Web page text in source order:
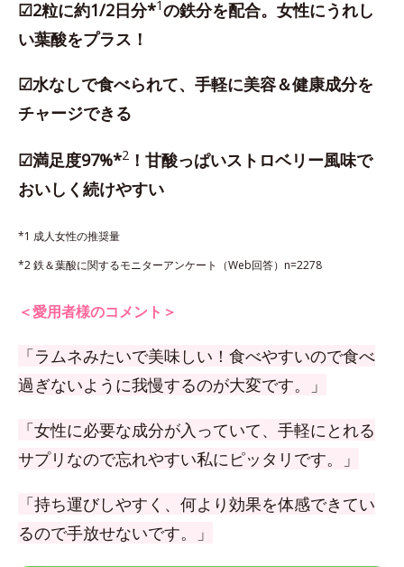
☑2粒に約1/2日分*1の鉄分を配合。女性にうれし
い葉酸をプラス！
☑水なしで食べられて、手軽に美容＆健康成分を
チャージできる
☑満足度97%*2 ！甘酸っぱいストロベリー風味で
おいしく続けやすい
*1 成人女性の推奨量
*2 鉄＆葉酸に関するモニターアンケート（Web回答）n=2278
＜愛用者様のコメント＞
「ラムネみたいで美味しい！食べやすいので食べ
過ぎないように我慢するのが大変です。」
「女性に必要な成分が入っていて、手軽にとれる
サプリなので忘れやすい私にピッタリです。」
「持ち運びしやすく、何より効果を体感できてい
るので手放せないです。」